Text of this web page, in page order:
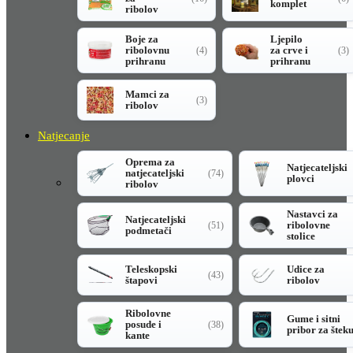
ribolov
komplet
Boje za
ribolovnu
prihranu
(4)
Ljepilo
za crve i
prihranu
(3)
Mamci za
ribolov
(3)
Natjecanje
Oprema za
natjecateljski
ribolov
(74)
Natjecateljski
plovci
Natjecateljski
podmetači
(51)
Nastavci za
ribolovne
stolice
Teleskopski
štapovi
(43)
Udice za
ribolov
Ribolovne
posude i
kante
(38)
Gume i sitni
pribor za šteku